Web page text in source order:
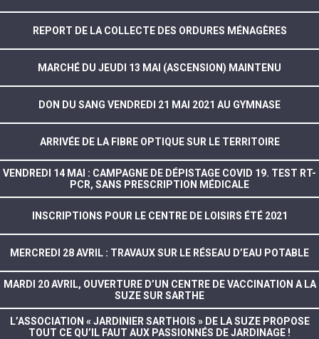
REPORT DE LA COLLECTE DES ORDURES MÉNAGÈRES
MARCHÉ DU JEUDI 13 MAI (ASCENSION) MAINTENU
DON DU SANG VENDREDI 21 MAI 2021 AU GYMNASE
ARRIVÉE DE LA FIBRE OPTIQUE SUR LE TERRITOIRE
VENDREDI 14 MAI : CAMPAGNE DE DÉPISTAGE COVID 19. TEST RT-
PCR, SANS PRESCRIPTION MÉDICALE
INSCRIPTIONS POUR LE CENTRE DE LOISIRS ÉTÉ 2021
MERCREDI 28 AVRIL : TRAVAUX SUR LE RÉSEAU D’EAU POTABLE
MARDI 20 AVRIL, OUVERTURE D’UN CENTRE DE VACCINATION A LA
SUZE SUR SARTHE
L’ASSOCIATION « JARDINIER SARTHOIS » DE LA SUZE PROPOSE
TOUT CE QU’IL FAUT AUX PASSIONNÉS DE JARDINAGE !